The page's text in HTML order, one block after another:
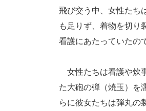
飛び交う中、女性たち
も足りず、着物を切り
看護にあたっていたの
女性たちは看護や炊
た大砲の弾（焼玉）を
らに彼女たちは弾丸の